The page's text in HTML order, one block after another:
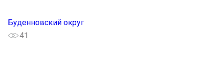
Буденновский округ
41